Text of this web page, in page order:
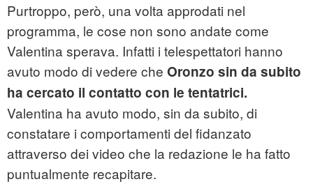
Purtroppo, però, una volta approdati nel
programma, le cose non sono andate come
Valentina sperava. Infatti i telespettatori hanno
avuto modo di vedere che Oronzo sin da subito
ha cercato il contatto con le tentatrici.
Valentina ha avuto modo, sin da subito, di
constatare i comportamenti del fidanzato
attraverso dei video che la redazione le ha fatto
puntualmente recapitare.